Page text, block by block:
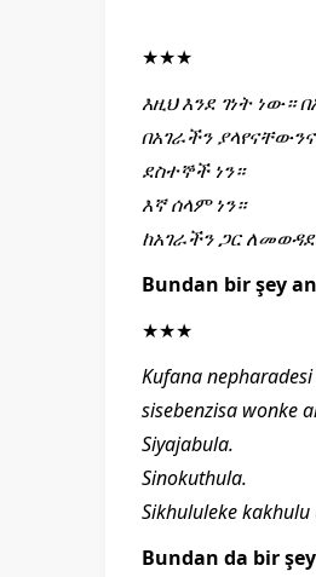
★★★
እዚህ እንደ ገነት ነው።
በአገራችን
ደስተኞች ነን።
እኛ ሰላም ነን።
ከአገራችን ጋር
Bundan bir şey
★★★
Kufana
sisebenzisa wonke
Siyajabula.
Sinokuthula.
Sikhululeke
Bundan da bir